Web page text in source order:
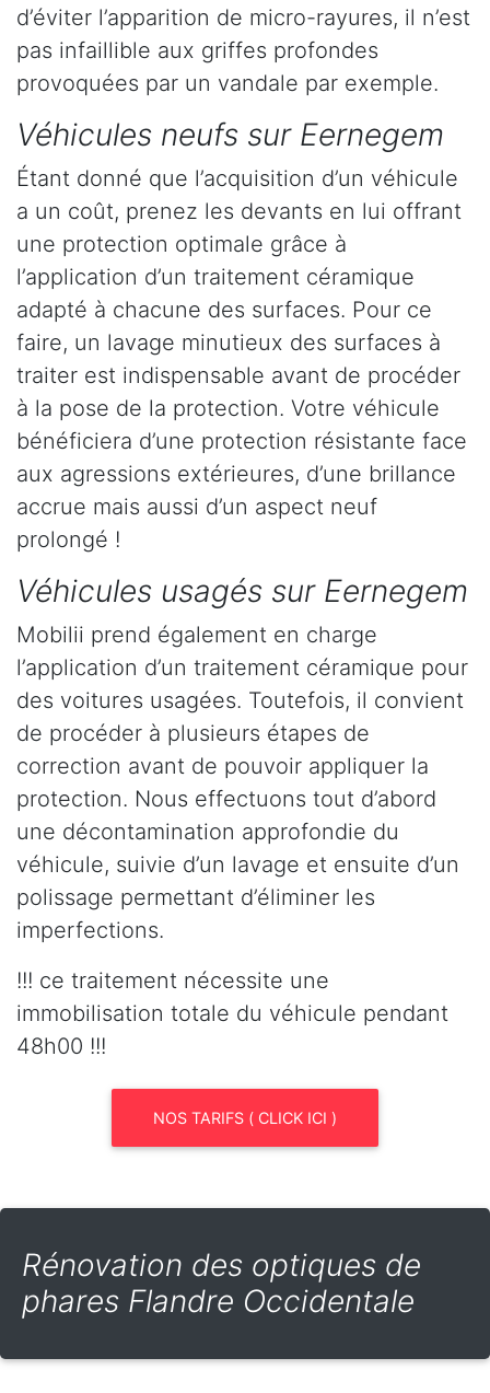
d’éviter l’apparition de micro-rayures, il n’est
pas infaillible aux griffes profondes
provoquées par un vandale par exemple.
Véhicules neufs sur Eernegem
Étant donné que l’acquisition d’un véhicule
a un coût, prenez les devants en lui offrant
une protection optimale grâce à
l’application d’un traitement céramique
adapté à chacune des surfaces. Pour ce
faire, un lavage minutieux des surfaces à
traiter est indispensable avant de procéder
à la pose de la protection. Votre véhicule
bénéficiera d’une protection résistante face
aux agressions extérieures, d’une brillance
accrue mais aussi d’un aspect neuf
prolongé !
Véhicules usagés sur Eernegem
Mobilii prend également en charge
l’application d’un traitement céramique pour
des voitures usagées. Toutefois, il convient
de procéder à plusieurs étapes de
correction avant de pouvoir appliquer la
protection. Nous effectuons tout d’abord
une décontamination approfondie du
véhicule, suivie d’un lavage et ensuite d’un
polissage permettant d’éliminer les
imperfections.
!!! ce traitement nécessite une
immobilisation totale du véhicule pendant
48h00 !!!
NOS TARIFS ( CLICK ICI )
Rénovation des optiques de
phares Flandre Occidentale